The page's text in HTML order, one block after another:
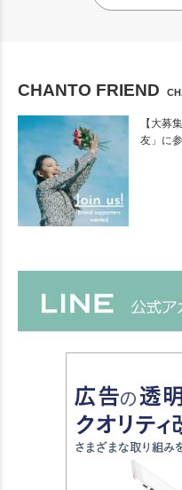
CHANTO FRIEND
【大募
友」に